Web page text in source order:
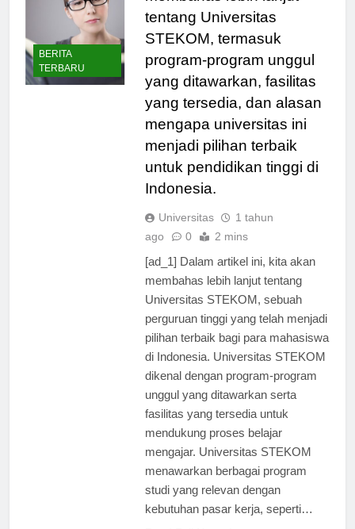
BERITA
TERBARU
membahas lebih lanjut
tentang Universitas
program-program unggul
yang ditawarkan, fasilitas
yang tersedia, dan alasan
mengapa universitas ini
menjadi pilihan terbaik
untuk pendidikan tinggi di
Universitas
1 tahun
[ad_1] Dalam artikel ini, kita akan
membahas lebih lanjut tentang
Universitas STEKOM, sebuah
perguruan tinggi yang telah menjadi
pilihan terbaik bagi para mahasiswa
di Indonesia. Universitas STEKOM
dikenal dengan program-program
unggul yang ditawarkan serta
fasilitas yang tersedia untuk
mendukung proses belajar
mengajar. Universitas STEKOM
menawarkan berbagai program
studi yang relevan dengan